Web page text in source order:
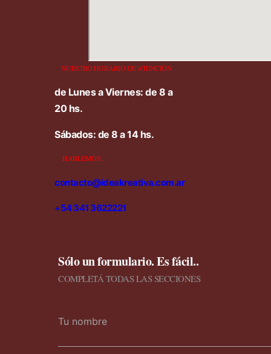
NUESTRO HORARIO DE ATENCIÓN
de Lunes a Viernes: de 8 a
20 hs.
Sábados: de 8 a 14 hs.
HABLEMOS..
contacto@ideakreativa.com.ar
+54 341 3622221
Sólo un formulario. Es fácil..
COMPLETÁ TODAS LAS SECCIONES
Tu nombre